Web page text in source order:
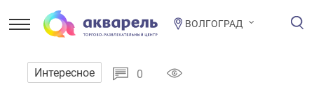
ВОЛГОГРАД
Интересное 0